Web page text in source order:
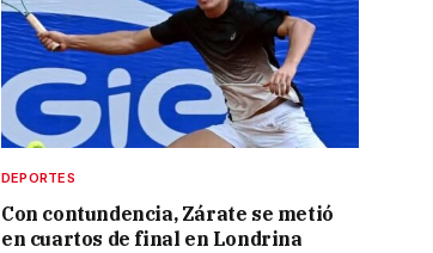
DEPORTES
Con contundencia, Zárate se metió
en cuartos de final en Londrina